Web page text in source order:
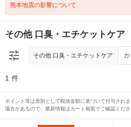
熊本地震の影響について
その他 口臭・エチケットケア
その他 口臭・エチケットケア カ
1 件
ポイント等は原則として税抜金額に基づいて付与され
場合があるので、最新情報はカート画面でご確認くださ